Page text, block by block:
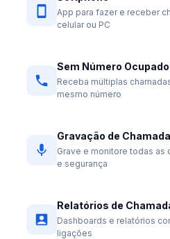
App para fazer e receber
celular ou PC
Sem Número Ocupado
Receba múltiplas
mesmo número
Gravação de
Grave e monitore todas as
e segurança
Relatórios de
Dashboards e relatórios
ligações